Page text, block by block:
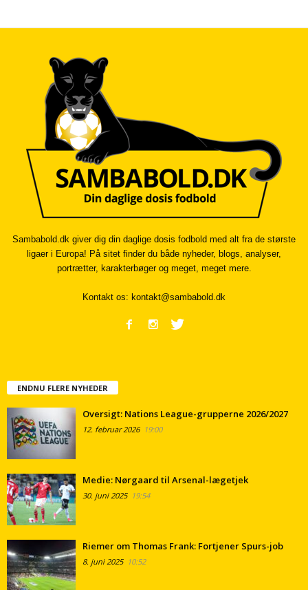
Sambabold.dk giver dig din daglige dosis fodbold med alt fra de største
ligaer i Europa! På sitet finder du både nyheder, blogs, analyser,
portrætter, karakterbøger og meget, meget mere.
Kontakt os: kontakt@sambabold.dk
ENDNU FLERE NYHEDER
Oversigt: Nations League-grupperne 2026/2027
12. februar 202619:00
Medie: Nørgaard til Arsenal-lægetjek
30. juni 202519:54
Riemer om Thomas Frank: Fortjener Spurs-job
8. juni 202510:52